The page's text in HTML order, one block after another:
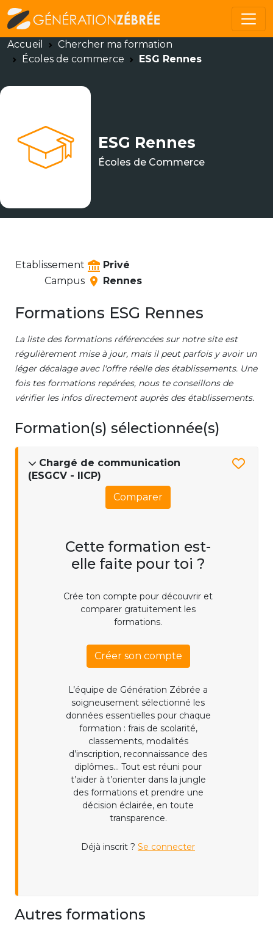
Accueil
Chercher ma formation
Écoles de commerce
ESG Rennes
ESG Rennes
Écoles de Commerce
Etablissement
Privé
Campus
Rennes
Formations ESG Rennes
La liste des formations référencées sur notre site est
régulièrement mise à jour, mais il peut parfois y avoir un
léger décalage avec l'offre réelle des établissements. Une
fois tes formations repérées, nous te conseillons de
vérifier les infos directement auprès des établissements.
Formation(s) sélectionnée(s)
Chargé de communication
(ESGCV - IICP)
Comparer
Cette formation est-
elle faite pour toi ?
Crée ton compte pour découvrir et
comparer gratuitement les
formations.
Créer son compte
L’équipe de Génération Zébrée a
soigneusement sélectionné les
données essentielles pour chaque
formation : frais de scolarité,
classements, modalités
d’inscription, reconnaissance des
diplômes... Tout est réuni pour
t’aider à t’orienter dans la jungle
des formations et prendre une
décision éclairée, en toute
transparence.
Déjà inscrit ? Se connecter
Autres formations